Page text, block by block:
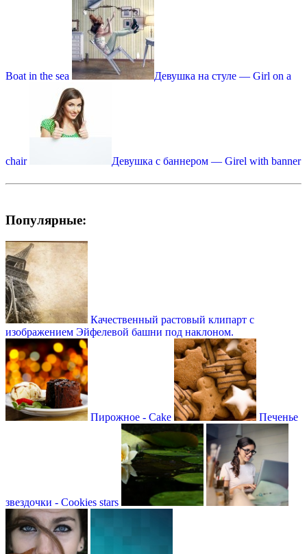
Boat in the sea Девушка на стуле — Girl on a
chair Девушка с баннером — Girel with banner
Популярные:
Качественный растовый клипарт с
изображением Эйфелевой башни под наклоном.
Пирожное - Cake Печенье
звездочки - Cookies stars